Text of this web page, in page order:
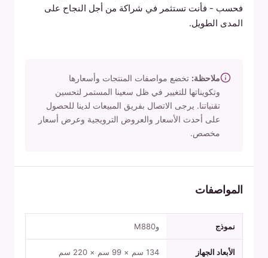
فحسب - فأنت تستثمر في شراكة من أجل النجاح على
المدى الطويل.
ملاحظة: تخضع مواصفات المنتجات وأسعارها
وتكويناتها للتغيير في ظل سعينا المستمر لتحسين
تقنياتنا. يرجى الاتصال بفريق المبيعات لدينا للحصول
على أحدث الأسعار والعروض الترويجية وعرض أسعار
مخصص.
المواصفات
نموذج وM880
الأبعاد الجهاز 134 سم × 99 سم × 220 سم